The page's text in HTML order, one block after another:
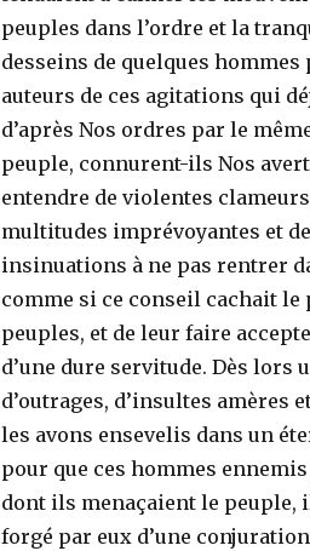
peuples dans l’ordre et la
desseins de quelques
auteurs de ces agitations qui
d’après Nos ordres par le
peuple, connurent-ils Nos
entendre de violentes
multitudes imprévoyantes et
insinuations à ne pas rentrer
comme si ce conseil cachait
peuples, et de leur faire
d’une dure servitude. Dès lors
d’outrages, d’insultes amères
les avons ensevelis dans un
pour que ces hommes
dont ils menaçaient le peuple,
forgé par eux d’une